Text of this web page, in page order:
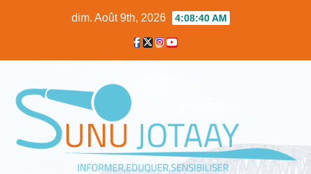
dim. Août 9th, 2026 4:08:40 AM